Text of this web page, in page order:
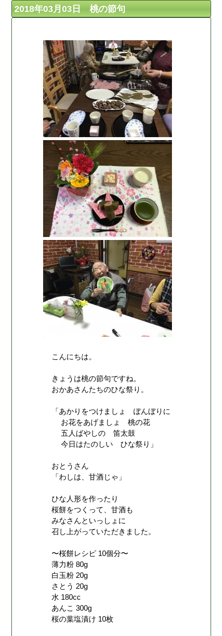
2018年03月03日 桃の節句
こんにちは。
きょうは桃の節句ですね。
おかあさんたちのひな祭り。
「あかりをつけましょ ぼんぼりに
お花をあげましょ 桃の花
五人ばやしの 笛太鼓
今日はたのしい ひな祭り」
おとうさん
「わしは、甘酒じゃ」
ひな人形を作ったり
桜餅をつくって、甘酒も
みなさんといっしょに
召し上がっていただきました。
〜桜餅レシピ 10個分〜
薄力粉 80g
白玉粉 20g
さとう 20g
水 180cc
あんこ 300g
桜の葉塩漬け 10枚